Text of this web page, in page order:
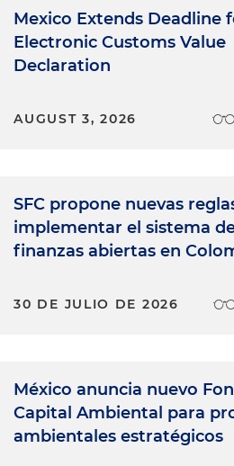
Mexico Extends Deadline
Electronic Customs Value
Declaration
AUGUST 3, 2026
SFC propone nuevas
implementar el sistema
finanzas abiertas en
30 DE JULIO DE 2026
México anuncia nuevo
Capital Ambiental para
ambientales estratégicos